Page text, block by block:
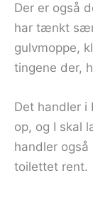
Der er også
har tænkt
gulvmoppe,
tingene der,
Det handler i
op, og I skal
handler
toilettet rent.